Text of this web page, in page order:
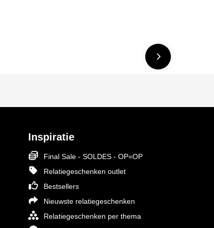
Inspiratie
Final Sale - SOLDES - OP=OP
Relatiegeschenken outlet
Bestsellers
Nieuwste relatiegeschenken
Relatiegeschenken per thema